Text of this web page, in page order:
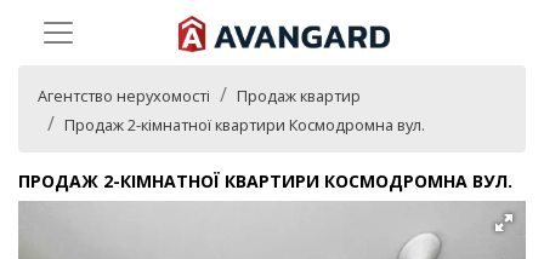
Агентство нерухомості
Продаж квартир
Продаж 2-кімнатної квартири Космодромна вул.
ПРОДАЖ 2-КІМНАТНОЇ КВАРТИРИ КОСМОДРОМНА ВУЛ.